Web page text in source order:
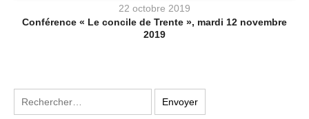
22 octobre 2019
Conférence « Le concile de Trente », mardi 12 novembre
2019